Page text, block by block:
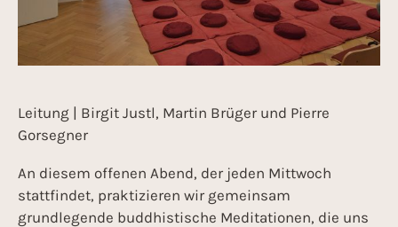
Leitung | Birgit Justl, Martin Brüger und Pierre
Gorsegner
An diesem offenen Abend, der jeden Mittwoch
stattfindet, praktizieren wir gemeinsam
grundlegende buddhistische Meditationen, die uns